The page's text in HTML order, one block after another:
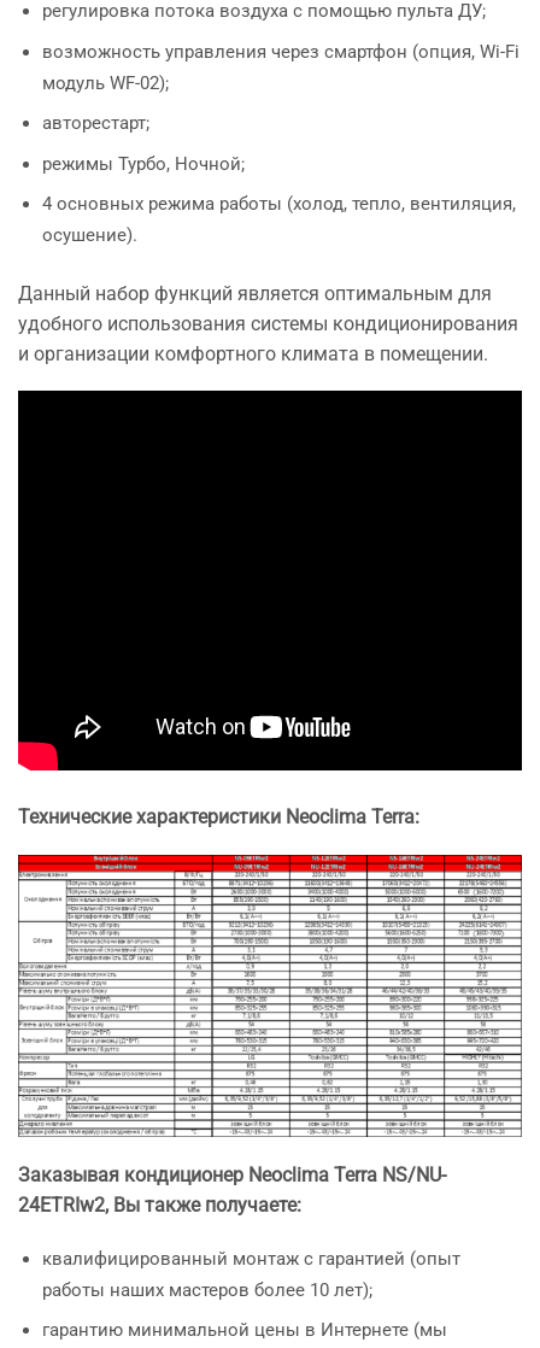
регулировка потока воздуха с помощью пульта ДУ;
возможность управления через смартфон (опция, Wi-Fi
модуль WF-02);
авторестарт;
режимы Турбо, Ночной;
4 основных режима работы (холод, тепло, вентиляция,
осушение).
Данный набор функций является оптимальным для
удобного использования системы кондиционирования
и организации комфортного климата в помещении.
Технические характеристики Neoclima Terra:
Заказывая кондиционер Neoclima Terra NS/NU-
24ETRIw2, Вы также получаете:
квалифицированный монтаж с гарантией (опыт
работы наших мастеров более 10 лет);
гарантию минимальной цены в Интернете (мы